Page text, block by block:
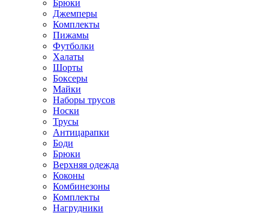
Брюки
Джемперы
Комплекты
Пижамы
Футболки
Халаты
Шорты
Боксеры
Майки
Наборы трусов
Носки
Трусы
Антицарапки
Боди
Брюки
Верхняя одежда
Коконы
Комбинезоны
Комплекты
Нагрудники